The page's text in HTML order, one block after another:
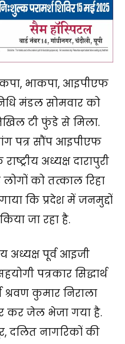
भाकपा, आइपीएफ
मंडल सोमवार को
टी फुंडे से मिला.
पत्र सौंप आइपीएफ
अध्यक्ष दारापुरी
को तत्काल रिहा
कि प्रदेश में जनमुद्दों
जा रहा है.
अध्यक्ष पूर्व आइजी
पत्रकार सिद्धार्थ
श्रवण कुमार निराला
कर जेल भेजा गया है.
दलित नागरिकों की